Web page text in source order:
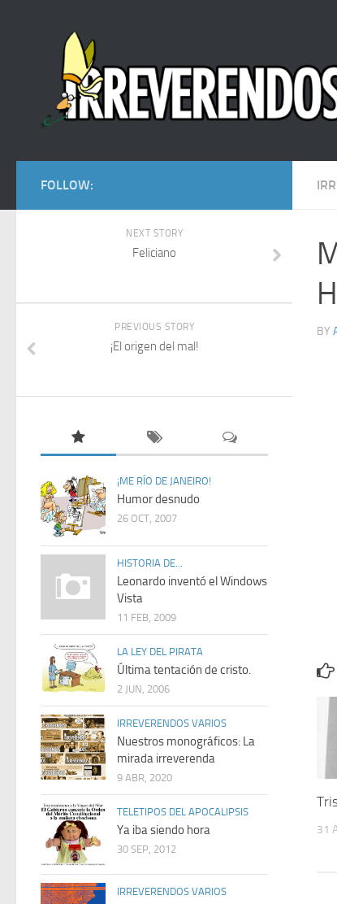
BY
31
FOLLOW:
NEXT STORY
Feliciano
PREVIOUS STORY
¡El origen del mal!
¡ME RÍO DE JANEIRO!
Humor desnudo
26 OCT, 2007
HISTORIA DE...
Leonardo inventó el Windows
Vista
11 FEB, 2009
LA LEY DEL PIRATA
Última tentación de cristo.
2 JUN, 2006
IRREVERENDOS VARIOS
Nuestros monográficos: La
mirada irreverenda
9 ABR, 2020
TELETIPOS DEL APOCALIPSIS
Ya iba siendo hora
30 SEP, 2012
IRREVERENDOS VARIOS